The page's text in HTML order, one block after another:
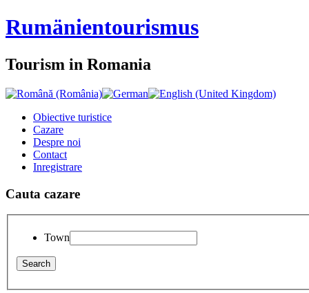
Rumänientourismus
Tourism in Romania
Obiective turistice
Cazare
Despre noi
Contact
Inregistrare
Cauta cazare
Town